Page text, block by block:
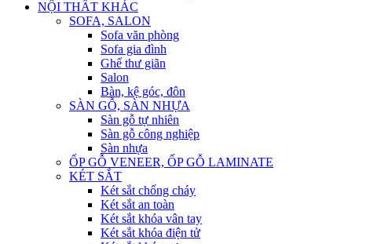
NỘI THẤT KHÁC
SOFA, SALON
Sofa văn phòng
Sofa gia đình
Ghế thư giãn
Salon
Bàn, kệ góc, đôn
SÀN GỖ, SÀN NHỰA
Sàn gỗ tự nhiên
Sàn gỗ công nghiệp
Sàn nhựa
ỐP GỖ VENEER, ỐP GỖ LAMINATE
KÉT SẮT
Két sắt chống cháy
Két sắt an toàn
Két sắt khóa vân tay
Két sắt khóa điện tử